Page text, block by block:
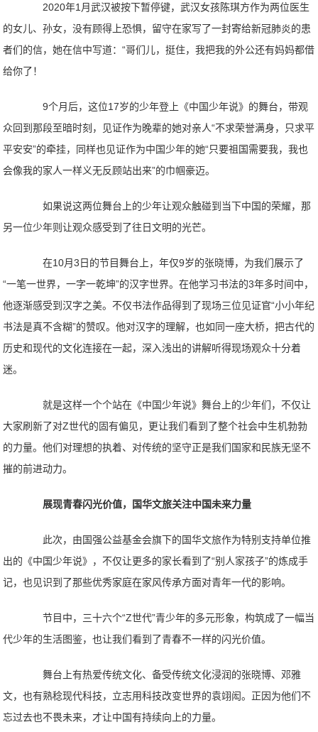
2020年1月武汉被按下暂停键，武汉女孩陈琪方作为两位医生
的女儿、孙女，没有顾得上恐惧，留守在家写了一封寄给新冠肺炎的患
者们的信，她在信中写道：“哥们儿，挺住，我把我的外公还有妈妈都借
给你了！
9个月后，这位17岁的少年登上《中国少年说》的舞台，带观
众回到那段至暗时刻，见证作为晚辈的她对亲人“不求荣誉满身，只求平
平安安”的牵挂，同样也见证作为中国少年的她“只要祖国需要我，我也
会像我的家人一样义无反顾站出来”的巾帼豪迈。
如果说这两位舞台上的少年让观众触碰到当下中国的荣耀，那
另一位少年则让观众感受到了往日文明的光芒。
在10月3日的节目舞台上，年仅9岁的张晓博，为我们展示了
“一笔一世界，一字一乾坤”的汉字世界。在他学习书法的3年多时间中，
他逐渐感受到汉字之美。不仅书法作品得到了现场三位见证官“小小年纪
书法是真不含糊”的赞叹。他对汉字的理解，也如同一座大桥，把古代的
历史和现代的文化连接在一起，深入浅出的讲解听得现场观众十分着
迷。
就是这样一个个站在《中国少年说》舞台上的少年们，不仅让
大家刷新了对Z世代的固有偏见，更让我们看到了整个社会中生机勃勃
的力量。他们对理想的执着、对传统的坚守正是我们国家和民族无坚不
摧的前进动力。
展现青春闪光价值，国华文旅关注中国未来力量
此次，由国强公益基金会旗下的国华文旅作为特别支持单位推
出的《中国少年说》，不仅让更多的家长看到了“别人家孩子”的炼成手
记，也见识到了那些优秀家庭在家风传承方面对青年一代的影响。
节目中，三十六个“Z世代”青少年的多元形象，构筑成了一幅当
代少年的生活图鉴，也让我们看到了青春不一样的闪光价值。
舞台上有热爱传统文化、备受传统文化浸润的张晓博、邓雅
文，也有熟稔现代科技，立志用科技改变世界的袁翊闳。正因为他们不
忘过去也不畏未来，才让中国有持续向上的力量。